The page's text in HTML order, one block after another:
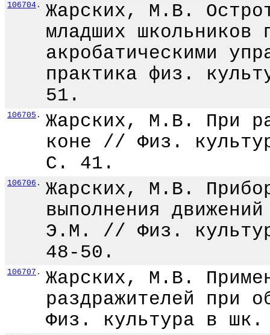
106704 .
Жарских, М.В.
младших школьников
акробатическими
практика физ.
51.
106705 .
Жарских, М.В. При
коне // Физ.
С. 41.
106706 .
Жарских, М.В.
выполнения
Э.М. // Физ.
48-50.
106707 .
Жарских, М.В.
раздражителей при
Физ. культура в